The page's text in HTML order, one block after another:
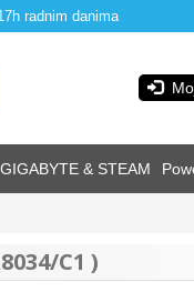
radnim danima
GIGABYTE & STEAM
C1 )